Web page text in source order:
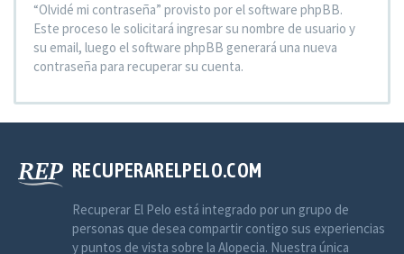
“Olvidé mi contraseña” provisto por el software phpBB.
Este proceso le solicitará ingresar su nombre de usuario y
su email, luego el software phpBB generará una nueva
contraseña para recuperar su cuenta.
RECUPERARELPELO.COM
Recuperar El Pelo está integrado por un grupo de
personas que desea compartir contigo sus experiencias
y puntos de vista sobre la Alopecia. Nuestra única